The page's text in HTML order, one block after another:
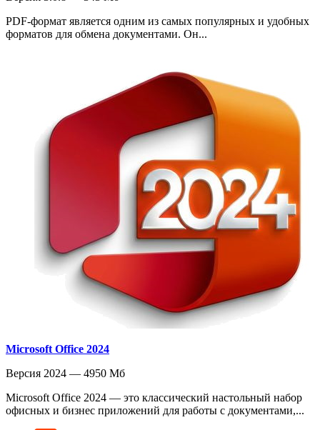
PDF-формат является одним из самых популярных и удобных
форматов для обмена документами. Он...
Microsoft Office 2024
Версия 2024 — 4950 Мб
Microsoft Office 2024 — это классический настольный набор
офисных и бизнес приложений для работы с документами,...